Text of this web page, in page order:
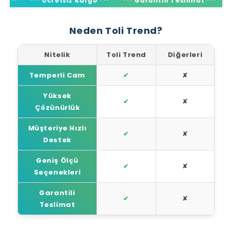
Neden Toli Trend?
Nitelik Toli Trend Diğerleri
Temperli Cam ✔ ✘
Yüksek
Çözünürlük
✔ ✘
Müşteriye Hızlı
Destek
✔ ✘
Geniş Ölçü
Seçenekleri
✔ ✘
Garantili
Teslimat
✔ ✘